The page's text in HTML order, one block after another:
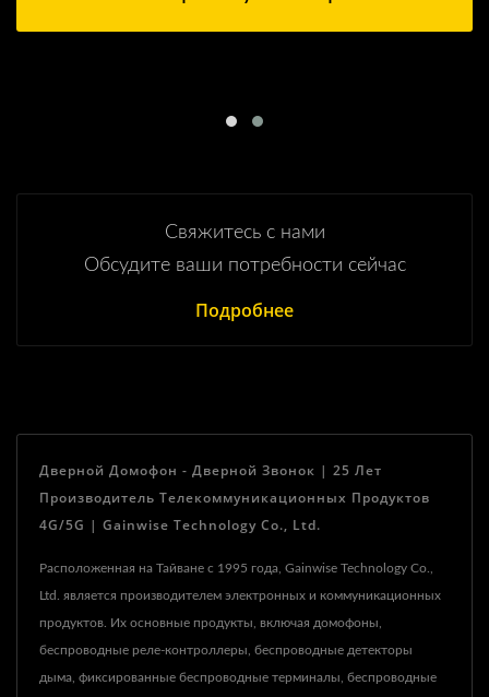
Свяжитесь с нами
Обсудите ваши потребности сейчас
Подробнее
Дверной Домофон - Дверной Звонок | 25 Лет
Производитель Телекоммуникационных Продуктов
4G/5G | Gainwise Technology Co., Ltd.
Расположенная на Тайване с 1995 года, Gainwise Technology Co.,
Ltd. является производителем электронных и коммуникационных
продуктов. Их основные продукты, включая домофоны,
беспроводные реле-контроллеры, беспроводные детекторы
дыма, фиксированные беспроводные терминалы, беспроводные